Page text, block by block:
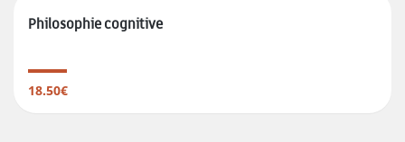
Philosophie cognitive
18.50€